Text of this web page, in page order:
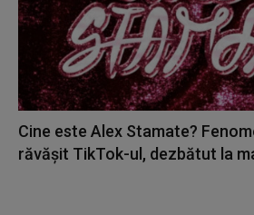
Cine este Alex Stamate?
răvășit TikTok-ul, dezbătut la